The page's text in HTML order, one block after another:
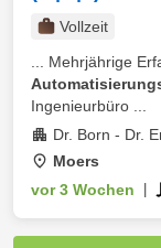
Vollzeit
... Mehrjährige
Ingenieurbüro ...
Dr. Born - Dr.
Moers
vor 3 Wochen